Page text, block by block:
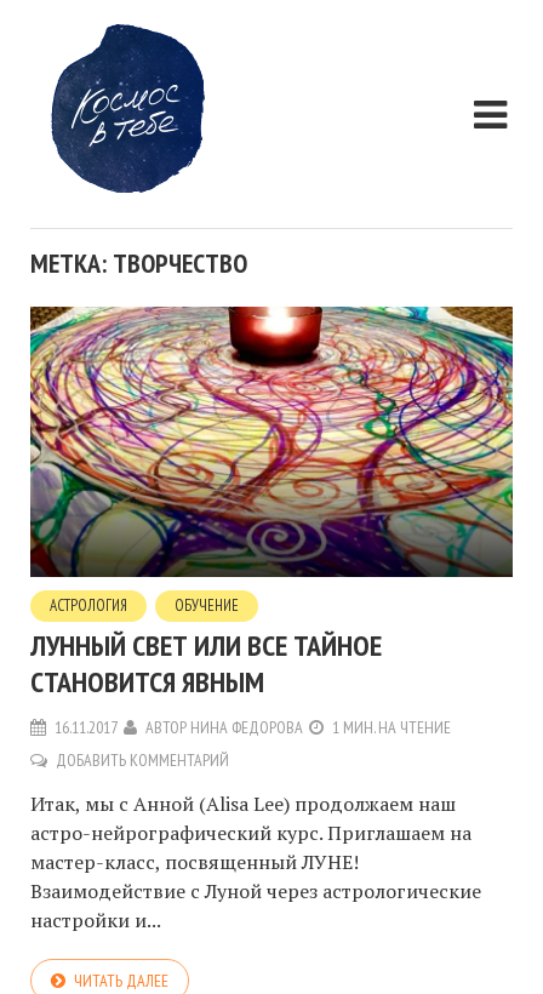
МЕТКА: ТВОРЧЕСТВО
АСТРОЛОГИЯ ОБУЧЕНИЕ
ЛУННЫЙ СВЕТ ИЛИ ВСЕ ТАЙНОЕ
СТАНОВИТСЯ ЯВНЫМ
16.11.2017 АВТОР НИНА ФЕДОРОВА
1 МИН. НА ЧТЕНИЕ
ДОБАВИТЬ КОММЕНТАРИЙ
Итак, мы с Анной (Alisa Lee) продолжаем наш
астро-нейрографический курс. Приглашаем на
мастер-класс, посвященный ЛУНЕ!
Взаимодействие с Луной через астрологические
настройки и...
ЧИТАТЬ ДАЛЕЕ